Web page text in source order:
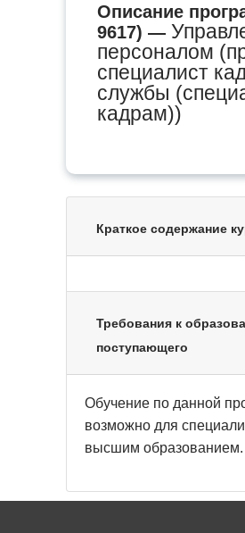
Описание
9617) —
персоналом
специалист
службы
кадрам))
Краткое содержание
Требования к
поступающего
Обучение по данной
возможно для
высшим образованием.